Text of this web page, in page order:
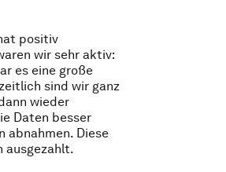
positiv
wir sehr aktiv:
es eine große
sind wir ganz
wieder
Daten besser
abnahmen. Diese
ausgezahlt.